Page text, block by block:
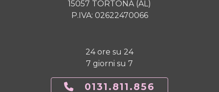
15057 TORTONA (AL)
P.IVA: 02622470066
24 ore su 24
7 giorni su 7
0131.811.856